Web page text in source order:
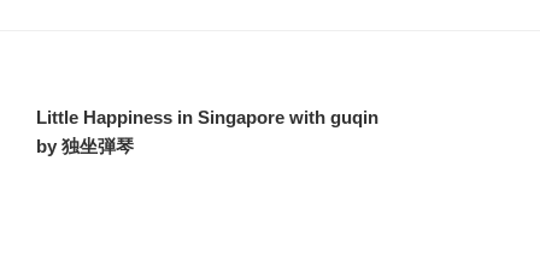
Little Happiness in Singapore with guqin
by 独坐弾琴